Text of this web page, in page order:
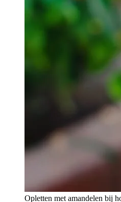
Opletten met amandelen bij